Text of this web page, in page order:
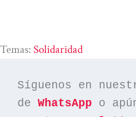
Temas: Solidaridad
Síguenos en
de WhatsApp o